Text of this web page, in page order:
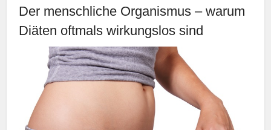
Der menschliche Organismus – warum
Diäten oftmals wirkungslos sind